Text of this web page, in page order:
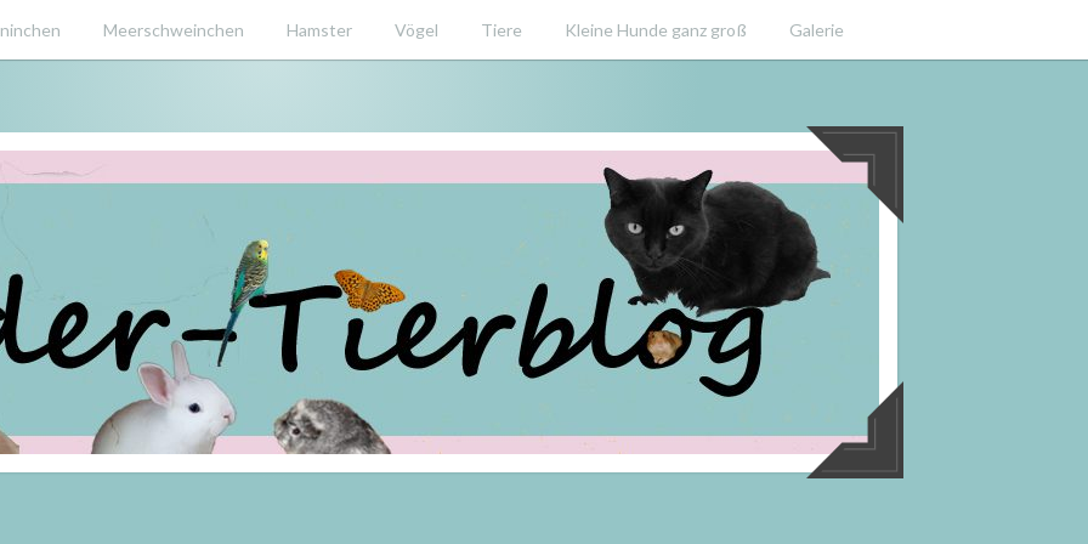
Meerschweinchen Hamster Vögel Tiere Kleine Hunde ganz groß Galerie